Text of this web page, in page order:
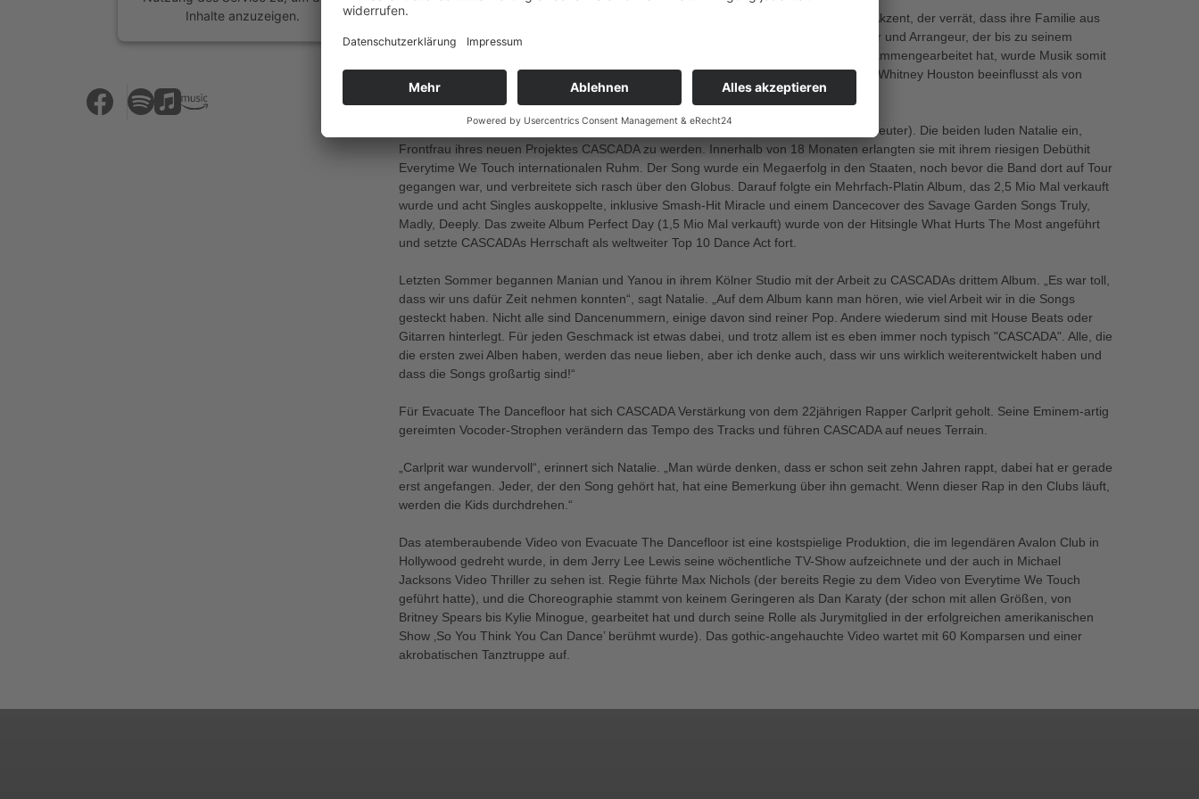
Inhalte anzuzeigen.
Akzeptieren
Usercentrics Consent
Die in Bonn lebende Britin Natalie wuchs in Deutschland auf, spricht aber mit einem Akzent, der verrät, dass ihre Familie aus
Southampton stammt. Der Tochter von David Horler, einem anerkannten Jazzmusiker und Arrangeur, der bis zu seinem
kürzlichen Ruhestand mit Leuten wie Quincy Jones, Stan Getz und Tony Bennet zusammengearbeitet hat, wurde Musik somit
quasi in die Wiege gelegt. Allerdings wurde sie ihrerseits eher von Mariah Carey und Whitney Houston beeinflusst als von
Daddys Posaune.
2004 traf Natalie die Kölner Produzenten Yanou (Yann Peifer) und Manian (Manuel Reuter). Die beiden luden Natalie ein,
Frontfrau ihres neuen Projektes CASCADA zu werden. Innerhalb von 18 Monaten erlangten sie mit ihrem riesigen Debüthit
Everytime We Touch internationalen Ruhm. Der Song wurde ein Megaerfolg in den Staaten, noch bevor die Band dort auf Tour
gegangen war, und verbreitete sich rasch über den Globus. Darauf folgte ein Mehrfach-Platin Album, das 2,5 Mio Mal verkauft
wurde und acht Singles auskoppelte, inklusive Smash-Hit Miracle und einem Dancecover des Savage Garden Songs Truly,
Madly, Deeply. Das zweite Album Perfect Day (1,5 Mio Mal verkauft) wurde von der Hitsingle What Hurts The Most angeführt
und setzte CASCADAs Herrschaft als weltweiter Top 10 Dance Act fort.
Letzten Sommer begannen Manian und Yanou in ihrem Kölner Studio mit der Arbeit zu CASCADAs drittem Album. „Es war toll,
dass wir uns dafür Zeit nehmen konnten“, sagt Natalie. „Auf dem Album kann man hören, wie viel Arbeit wir in die Songs
gesteckt haben. Nicht alle sind Dancenummern, einige davon sind reiner Pop. Andere wiederum sind mit House Beats oder
Gitarren hinterlegt. Für jeden Geschmack ist etwas dabei, und trotz allem ist es eben immer noch typisch "CASCADA". Alle, die
die ersten zwei Alben haben, werden das neue lieben, aber ich denke auch, dass wir uns wirklich weiterentwickelt haben und
dass die Songs großartig sind!“
Für Evacuate The Dancefloor hat sich CASCADA Verstärkung von dem 22jährigen Rapper Carlprit geholt. Seine Eminem-artig
gereimten Vocoder-Strophen verändern das Tempo des Tracks und führen CASCADA auf neues Terrain.
„Carlprit war wundervoll“, erinnert sich Natalie. „Man würde denken, dass er schon seit zehn Jahren rappt, dabei hat er gerade
erst angefangen. Jeder, der den Song gehört hat, hat eine Bemerkung über ihn gemacht. Wenn dieser Rap in den Clubs läuft,
werden die Kids durchdrehen.“
Das atemberaubende Video von Evacuate The Dancefloor ist eine kostspielige Produktion, die im legendären Avalon Club in
Hollywood gedreht wurde, in dem Jerry Lee Lewis seine wöchentliche TV-Show aufzeichnete und der auch in Michael
Jacksons Video Thriller zu sehen ist. Regie führte Max Nichols (der bereits Regie zu dem Video von Everytime We Touch
geführt hatte), und die Choreographie stammt von keinem Geringeren als Dan Karaty (der schon mit allen Größen, von
Britney Spears bis Kylie Minogue, gearbeitet hat und durch seine Rolle als Jurymitglied in der erfolgreichen amerikanischen
Show ‚So You Think You Can Dance’ berühmt wurde). Das gothic-angehauchte Video wartet mit 60 Komparsen und einer
akrobatischen Tanztruppe auf.